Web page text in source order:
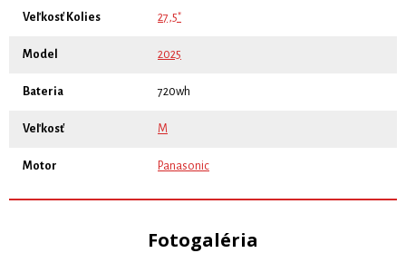
Veľkosť Kolies 27,5"
Model 2025
Bateria 720wh
Veľkosť M
Motor Panasonic
Fotogaléria